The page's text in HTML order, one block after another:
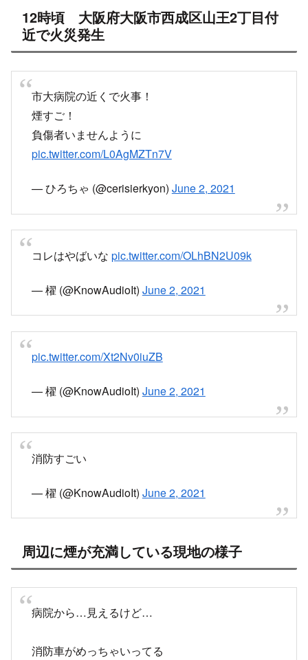
12時頃 大阪府大阪市西成区山王2丁目付
近で火災発生
市大病院の近くで火事！
煙すご！
負傷者いませんように
pic.twitter.com/L0AgMZTn7V
— ひろちゃ (@cerisierkyon) June 2, 2021
コレはやばいな pic.twitter.com/OLhBN2U09k
— 櫂 (@KnowAudioIt) June 2, 2021
pic.twitter.com/Xt2Nv0iuZB
— 櫂 (@KnowAudioIt) June 2, 2021
消防すごい
— 櫂 (@KnowAudioIt) June 2, 2021
周辺に煙が充満している現地の様子
病院から…見えるけど…
消防車がめっちゃいってる